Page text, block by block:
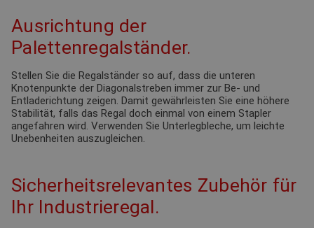
Ausrichtung der
Palettenregalständer.
Stellen Sie die Regalständer so auf, dass die unteren
Knotenpunkte der Diagonalstreben immer zur Be- und
Entladerichtung zeigen. Damit gewährleisten Sie eine höhere
Stabilität, falls das Regal doch einmal von einem Stapler
angefahren wird. Verwenden Sie Unterlegbleche, um leichte
Unebenheiten auszugleichen.
Sicherheitsrelevantes Zubehör für
Ihr Industrieregal.